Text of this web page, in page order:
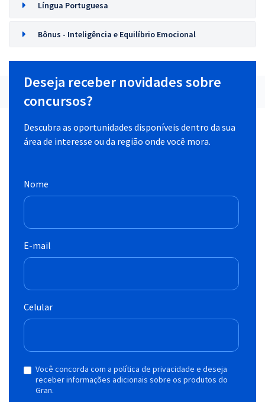
Língua Portuguesa
Bônus - Inteligência e Equilíbrio Emocional
Deseja receber novidades sobre
concursos?
Descubra as oportunidades disponíveis dentro da sua
área de interesse ou da região onde você mora.
Nome
E-mail
Celular
Você concorda com a política de privacidade e deseja
receber informações adicionais sobre os produtos do
Gran.